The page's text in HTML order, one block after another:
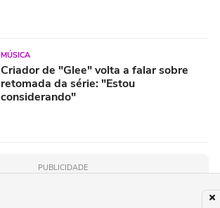
MÚSICA
Criador de "Glee" volta a falar sobre
retomada da série: "Estou
considerando"
PUBLICIDADE